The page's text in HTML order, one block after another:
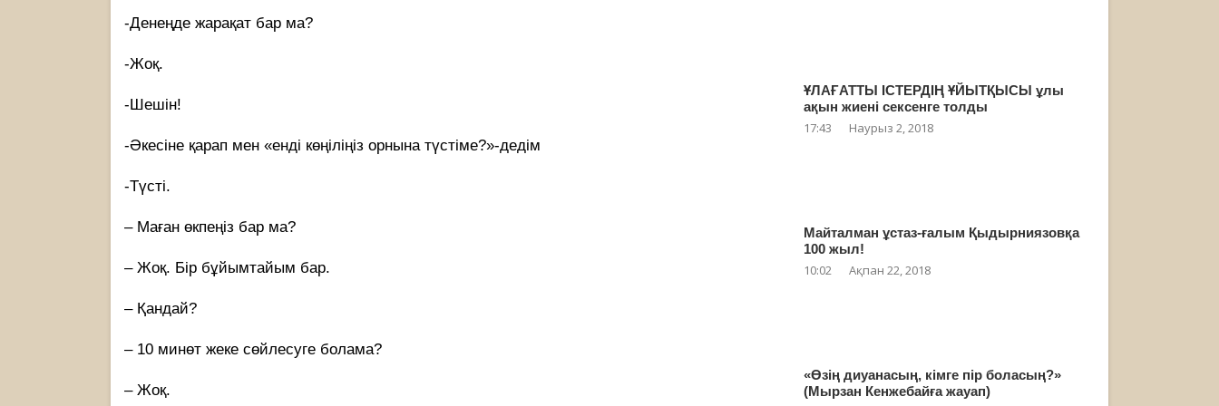
-Денеңде жарақат бар ма?
-Жоқ.
-Шешін!
-Әкесіне қарап мен «енді көңіліңіз орнына түстіме?»-дедім
-Түсті.
– Маған өкпеңіз бар ма?
– Жоқ. Бір бұйымтайым бар.
– Қандай?
– 10 минөт жеке сөйлесуге болама?
– Жоқ.
ҰЛАҒАТТЫ ІСТЕРДІҢ ҰЙЫТҚЫСЫ ұлы
ақын жиені сексенге толды
17:43 Наурыз 2, 2018
Майталман ұстаз-ғалым Қыдырниязовқа
100 жыл!
10:02 Ақпан 22, 2018
«Өзің диуанасың, кімге пір боласың?»
(Мырзан Кенжебайға жауап)